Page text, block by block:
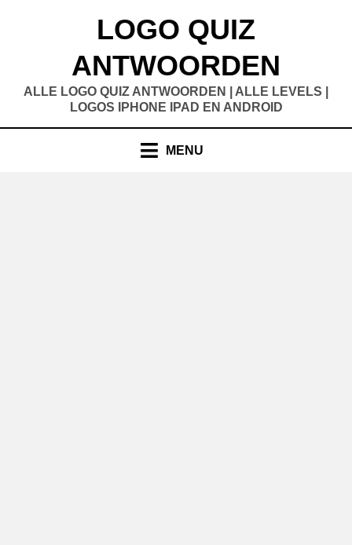
LOGO QUIZ
ANTWOORDEN
ALLE LOGO QUIZ ANTWOORDEN | ALLE LEVELS |
LOGOS IPHONE IPAD EN ANDROID
MENU